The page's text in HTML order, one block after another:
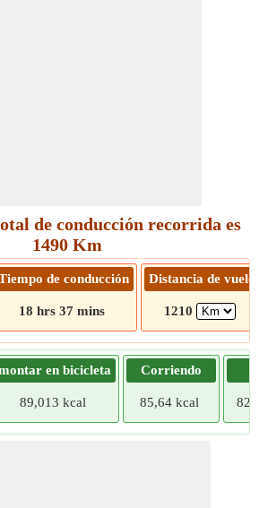
de conducción recorrida es
1490 Km
de conducción
18 hrs 37 mins
Distancia de vuelo
1210
en bicicleta
89,013 kcal
Corriendo
85,64 kcal